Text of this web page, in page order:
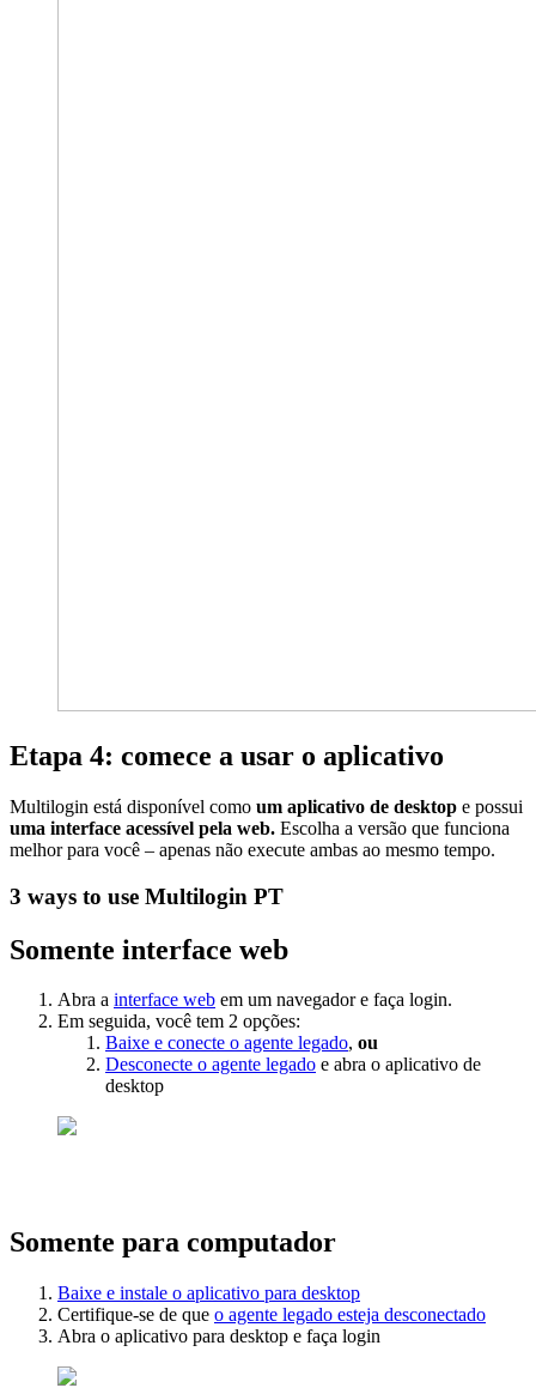
Etapa 4: comece a usar o aplicativo
Multilogin está disponível como um aplicativo de desktop e possui
uma interface acessível pela web. Escolha a versão que funciona
melhor para você – apenas não execute ambas ao mesmo tempo.
3 ways to use Multilogin PT
Somente interface web
Abra a interface web em um navegador e faça login.
Em seguida, você tem 2 opções:
Baixe e conecte o agente legado, ou
Desconecte o agente legado e abra o aplicativo de
desktop
Somente para computador
Baixe e instale o aplicativo para desktop
Certifique-se de que o agente legado esteja desconectado
Abra o aplicativo para desktop e faça login